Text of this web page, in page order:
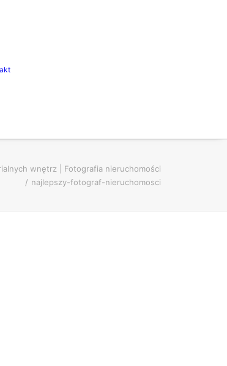
wnętrz | Fotografia nieruchomości
najlepszy-fotograf-nieruchomosci